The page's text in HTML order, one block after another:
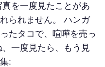
を一度見たことがあ
られません。 ハンガ
たタコで、喧嘩を売っ
一度見たら、もう見
: